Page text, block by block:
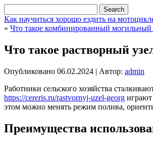
Как научиться хорошо ездить на
« Что такое комбинированный
Что такое растворный
Опубликовано 06.02.2024 | Автор: admin
Работники сельского хозяйства
https://cereris.ru/rastvornyj-uzel-georg
этом можно менять режим полива,
Преимущества